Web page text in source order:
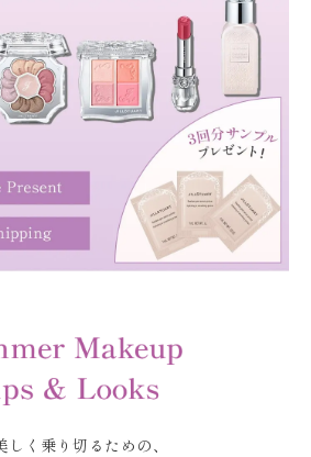
しく乗り切るための、